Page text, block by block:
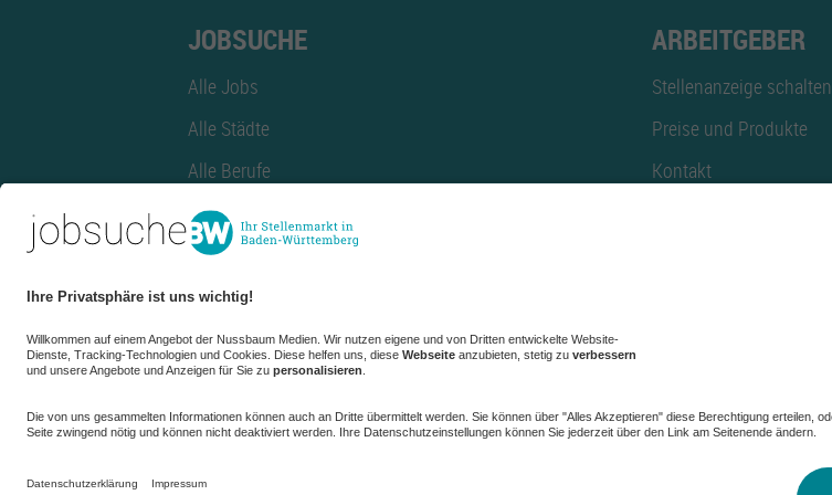
JOBSUCHE
Alle Jobs
Alle Städte
Alle Berufe
Alle Berufe nach Stadt
Alle Tätigkeitsbereiche
Alle Tätigkeitsbereiche nach Stadt
azubiBW.de
Minijobs
Firmenprofil
ARBEITGEBER
Stellenanzeige schalten
Preise und Produkte
Kontakt